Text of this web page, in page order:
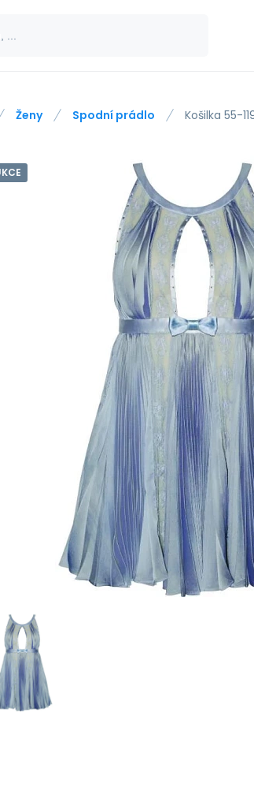
Ženy Spodní prádlo Košilka 55-